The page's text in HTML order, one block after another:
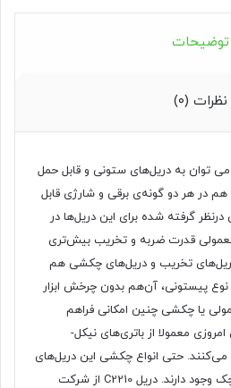
توضیحات
نظرات (۰)
می توان به دریل‌های ستونی و قابل حمل
در هر دو گونه‌ی برقی و شارژی قابل
گرفته شده برای این دریل‌ها در
قدرت ضربه و تخریب بیش‌تری
دریل‌های تخریب و دریل‌های چکشی هم
نوع پیستونی، آن‌هم بدون چرخش ابزار
یا چکشی چنین امکانی فراهم
معمولا از باتری‌های نیکل-
می‌کنند. حتی انواع چکشی این دریل‌های
شارژی هم در ابعاد بسیار کوچک وجود دارند. دریل C2210 از شرکت